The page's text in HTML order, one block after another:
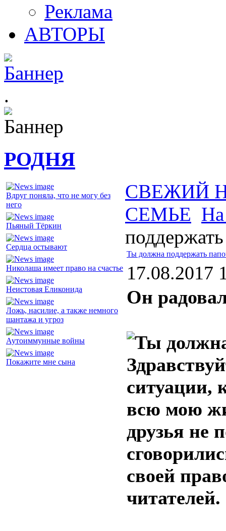
Реклама
АВТОРЫ
.
РОДНЯ
Вдруг поняла, что не могу без
него
Пьяный Тёркин
Сердца остывают
Николаша имеет право на счастье
Неистовая Еликонида
Ложь, насилие, а также немного
шантажа и угроз
Аутоиммунные войны
Покажите мне сына
СВЕЖИЙ
СЕМЬЕ На
Ты должна поддержать
17.08.2017
Он
ситуации,
всю мою
друзья не
своей
читателей.